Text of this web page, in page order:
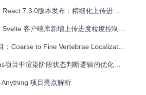
独到的分层解码机制，首先捕获句子的大
支持多种数据集和预训练模型，用户可以
不同领域的需求。
：基于成熟的OpenNMT框架，保证了项目
性。
7.3.0版本发布：精细化上传进度控制
客户端库新增上传进度粒度控制功能
Vertebrae Localization and Segmentation with SpatialConfiguration-Net and U-Net
目中渲染阶段状态判断逻辑的优化分析
项目亮点解析